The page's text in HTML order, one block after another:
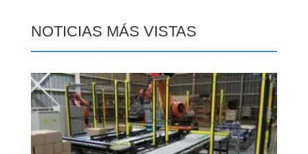
NOTICIAS MÁS VISTAS